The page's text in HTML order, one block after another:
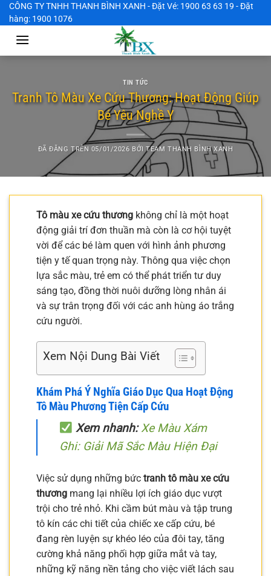
Chuyển
đến
CÔNG TY TNHH THANH BÌNH XANH - Đặt Vé: 1900 63 63 19 - Đặt
hàng: 1900 1076
TIN TỨC
Tranh Tô Màu Xe Cứu Thương: Hoạt Động Giúp
Bé Yêu Nghề Y
ĐÃ ĐĂNG TRÊN 05/01/2026 BỞITEAM THANH BÌNH XANH
Tô màu xe cứu thương không chỉ là một hoạt
động giải trí đơn thuần mà còn là cơ hội tuyệt
vời để các bé làm quen với hình ảnh phương
tiện y tế quan trọng này. Thông qua việc chọn
lựa sắc màu, trẻ em có thể phát triển tư duy
sáng tạo, đồng thời nuôi dưỡng lòng nhân ái
và sự trân trọng đối với các anh hùng áo trắng
cứu người.
Xem Nội Dung Bài Viết
Khám Phá Ý Nghĩa Giáo Dục Qua Hoạt Động
Tô Màu Phương Tiện Cấp Cứu
Xem nhanh:Xe Màu Xám
Ghi: Giải Mã Sắc Màu Hiện Đại
Việc sử dụng những bức tranh tô màu xe cứu
thương mang lại nhiều lợi ích giáo dục vượt
trội cho trẻ nhỏ. Khi cầm bút màu và tập trung
tô kín các chi tiết của chiếc xe cấp cứu, bé
đang rèn luyện sự khéo léo của đôi tay, tăng
cường khả năng phối hợp giữa mắt và tay,
những kỹ năng nền tảng cho việc viết lách sau